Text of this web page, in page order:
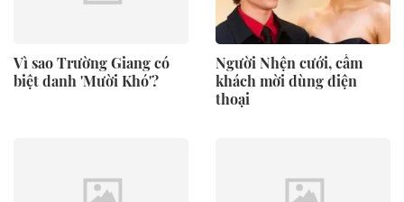
Vì sao Trường Giang có
biệt danh 'Mười Khó'?
Người Nhện cưới, cấm
khách mời dùng điện
thoại